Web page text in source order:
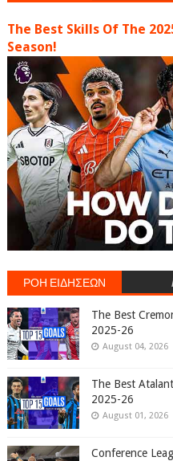
The Best Skills Of The
Season!
ΡΟΗ ΕΙΔΗΣΕΩΝ
The Best
2025-26
August 04, 2026
The Best
2025-26
August 01, 2026
Conference